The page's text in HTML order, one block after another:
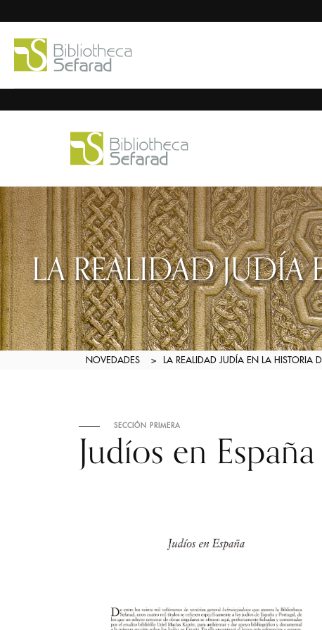
LA REALIDAD JUDÍA
NOVEDADES > LA REALIDAD JUDÍA EN LA HISTORIA
SECCIÓN PRIMERA
Judíos en España